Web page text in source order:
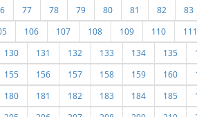
77 78 79 80 81 82 83
106 107 108 109 110 111
130 131 132 133 134 135
155 156 157 158 159 160
180 181 182 183 184 185